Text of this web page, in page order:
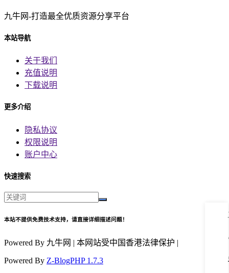
九牛网-打造最全优质资源分享平台
本站导航
关于我们
充值说明
下载说明
更多介绍
隐私协议
权限说明
账户中心
快速搜索
本站不提供免费技术支持，请直接详细描述问题！
Powered By 九牛网 | 本网站受中国香港法律保护 |
Powered By Z-BlogPHP 1.7.3